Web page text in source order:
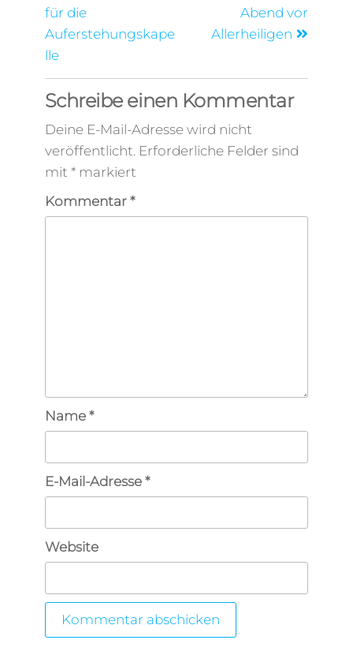
für die
Auferstehungskape
lle
Abend vor
Allerheiligen
Schreibe einen Kommentar
Deine E-Mail-Adresse wird nicht
veröffentlicht. Erforderliche Felder sind
mit *markiert
Kommentar *
Name *
E-Mail-Adresse *
Website